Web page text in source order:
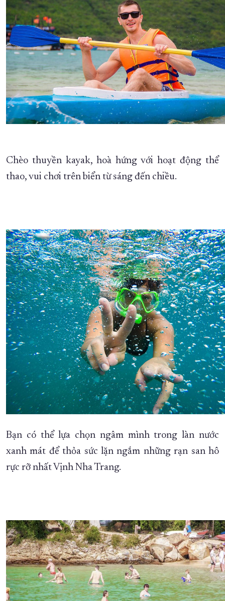
Chèo thuyền kayak, hoà hứng với hoạt động thể
thao, vui chơi trên biển từ sáng đến chiều.
Bạn có thể lựa chọn ngâm mình trong làn nước
xanh mát để thỏa sức lặn ngắm những rạn san hô
rực rỡ nhất Vịnh Nha Trang.